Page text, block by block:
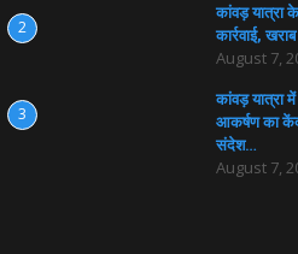
2
कांवड़ यात्रा
कार्रवाई,
August 7,
3
कांवड़ यात्रा
आकर्षण का
संदेश…
August 7,